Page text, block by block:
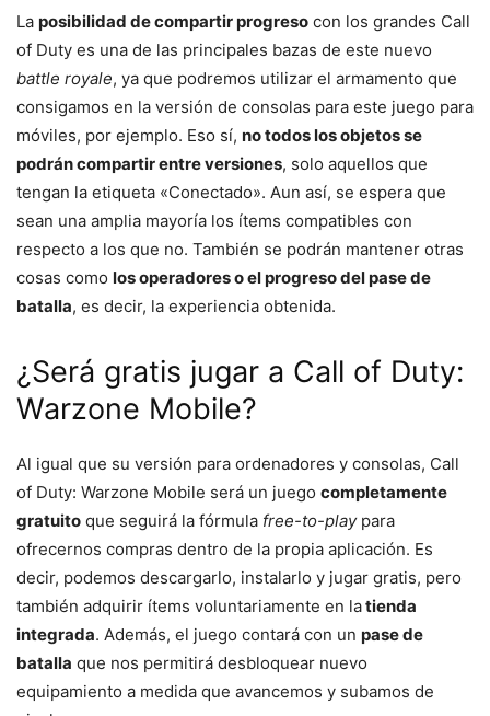
La posibilidad de compartir progreso con los grandes Call
of Duty es una de las principales bazas de este nuevo
battle royale, ya que podremos utilizar el armamento que
consigamos en la versión de consolas para este juego para
móviles, por ejemplo. Eso sí, no todos los objetos se
podrán compartir entre versiones, solo aquellos que
tengan la etiqueta «Conectado». Aun así, se espera que
sean una amplia mayoría los ítems compatibles con
respecto a los que no. También se podrán mantener otras
cosas como los operadores o el progreso del pase de
batalla, es decir, la experiencia obtenida.
¿Será gratis jugar a Call of Duty:
Warzone Mobile?
Al igual que su versión para ordenadores y consolas, Call
of Duty: Warzone Mobile será un juego completamente
gratuito que seguirá la fórmula free-to-playpara
ofrecernos compras dentro de la propia aplicación. Es
decir, podemos descargarlo, instalarlo y jugar gratis, pero
también adquirir ítems voluntariamente en latienda
integrada. Además, el juego contará con un pase de
batalla que nos permitirá desbloquear nuevo
equipamiento a medida que avancemos y subamos de